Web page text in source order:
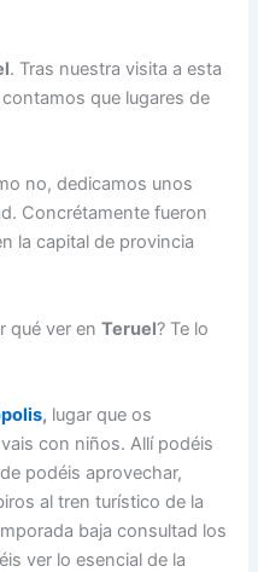
. Tras nuestra visita a esta
que lugares de
no, dedicamos unos
Concrétamente fueron
la capital de provincia
qué ver enTeruel? Te lo
, lugar que os
con niños. Allí podéis
podéis aprovechar,
al tren turístico de la
baja consultad los
ver lo esencial de la